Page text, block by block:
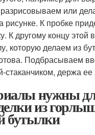
или
рисунке. К пробке
К другому концу этой
которую делаем из
Подбрасываем
стаканчиком, держа
нужны
из
бутылки